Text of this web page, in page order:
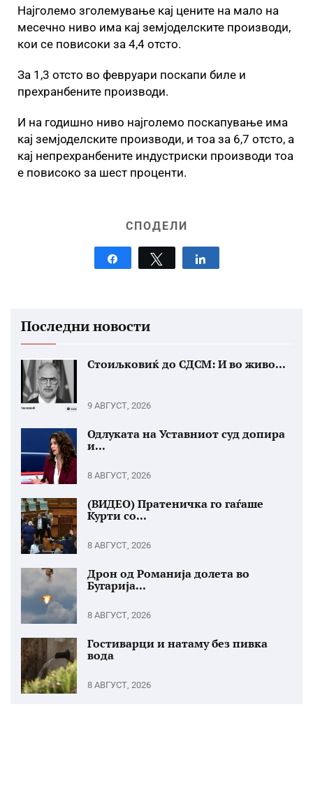
Најголемо зголемување кај цените на мало на
месечно ниво има кај земјоделските производи,
кои се повисоки за 4,4 отсто.
За 1,3 отсто во февруари поскапи биле и
прехранбените производи.
И на годишно ниво најголемо поскапување има
кај земјоделските производи, и тоа за 6,7 отсто, а
кај непрехранбените индустриски производи тоа
е повисоко за шест проценти.
СПОДЕЛИ
Tweet
Последни новости
Стоиљковиќ до СДСМ: И во живо...
9 АВГУСТ, 2026
Одлуката на Уставниот суд допира
и...
8 АВГУСТ, 2026
(ВИДЕО) Пратеничка го гаѓаше
Курти со...
8 АВГУСТ, 2026
Дрон од Романија долета во
Бугарија...
8 АВГУСТ, 2026
Гостиварци и натаму без пивка
вода
8 АВГУСТ, 2026